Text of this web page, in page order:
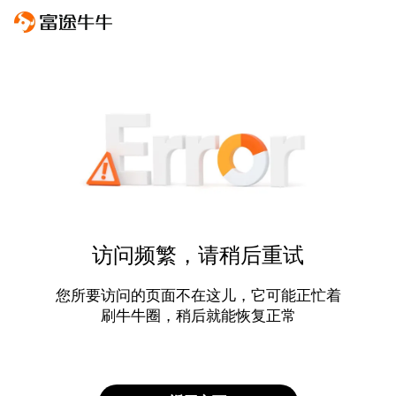
访问频繁，请稍后重试
您所要访问的页面不在这儿，它可能正忙着
刷牛牛圈，稍后就能恢复正常